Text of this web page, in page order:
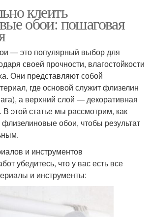
клеить
обои: пошаговая
— это популярный выбор для
своей прочности, влагостойкости
Они представляют собой
где основой служит флизелин
а верхний слой — декоративная
этой статье мы рассмотрим, как
обои, чтобы результат
и инструментов
убедитесь, что у вас есть все
и инструменты: